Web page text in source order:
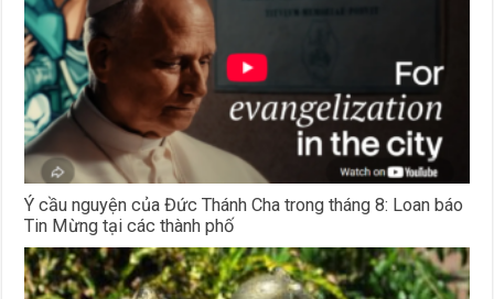
Ý cầu nguyện của Đức Thánh Cha trong tháng 8: Loan báo
Tin Mừng tại các thành phố